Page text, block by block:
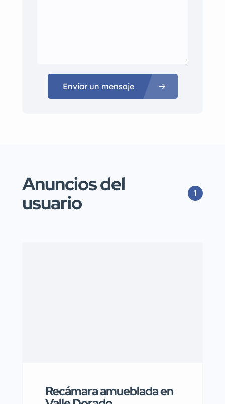
Enviar un mensaje
Anuncios del
usuario 1
Recámara amueblada en